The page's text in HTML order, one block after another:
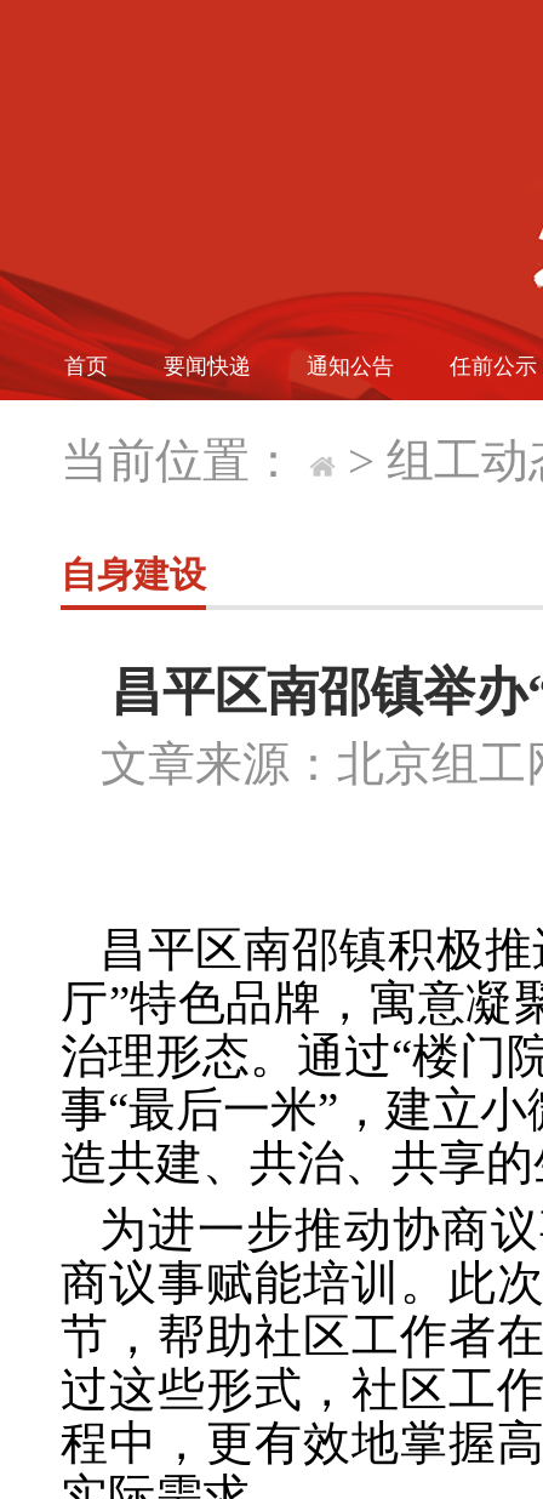
首页 要闻快递 通知公告 任前公示
当前位置： > 组工动
自身建设
昌平区南邵镇举
文章来源：北京
昌平区南邵镇积极
厅”特色品牌，寓意凝
治理形态。通过“楼门
事“最后一米”，建立
造共建、共治、共享
为进一步推动协商
商议事赋能培训。此
节，帮助社区工作者
过这些形式，社区工
程中，更有效地掌握